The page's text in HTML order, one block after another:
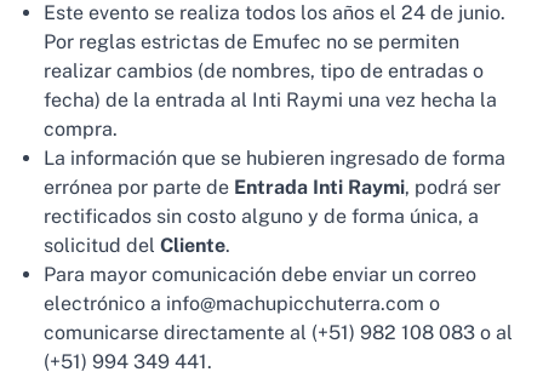
Este evento se realiza todos los años el 24 de junio.
Por reglas estrictas de Emufec no se permiten
realizar cambios (de nombres, tipo de entradas o
fecha) de la entrada al Inti Raymi una vez hecha la
compra.
La información que se hubieren ingresado de forma
errónea por parte de Entrada Inti Raymi, podrá ser
rectificados sin costo alguno y de forma única, a
solicitud del Cliente.
Para mayor comunicación debe enviar un correo
electrónico a info@machupicchuterra.com o
comunicarse directamente al (+51) 982 108 083 o al
(+51) 994 349 441.